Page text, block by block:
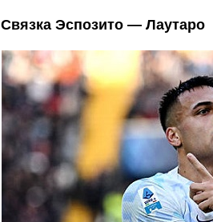
Связка Эспозито — Лаутаро